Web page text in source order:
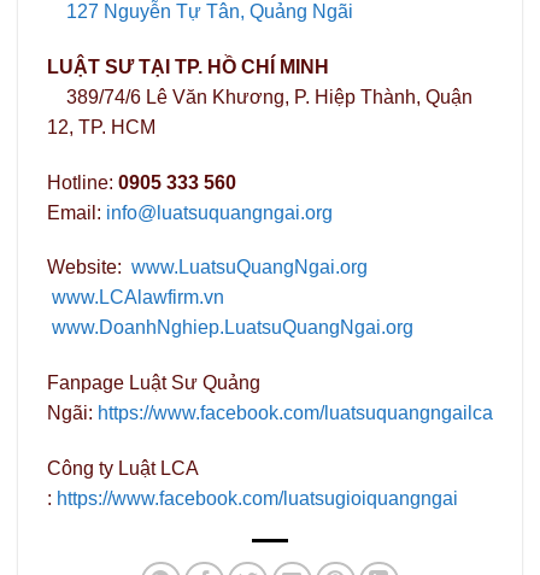
127 Nguyễn Tự Tân, Quảng Ngãi
LUẬT SƯ TẠI TP. HỒ CHÍ MINH
389/74/6 Lê Văn Khương, P. Hiệp Thành, Quận
12, TP. HCM
Hotline: 0905 333 560
Email: info@luatsuquangngai.org
Website: www.LuatsuQuangNgai.org
www.LCAlawfirm.vn
www.DoanhNghiep.LuatsuQuangNgai.org
Fanpage Luật Sư Quảng
Ngãi: https://www.facebook.com/luatsuquangngailca
Công ty Luật LCA
: https://www.facebook.com/luatsugioiquangngai